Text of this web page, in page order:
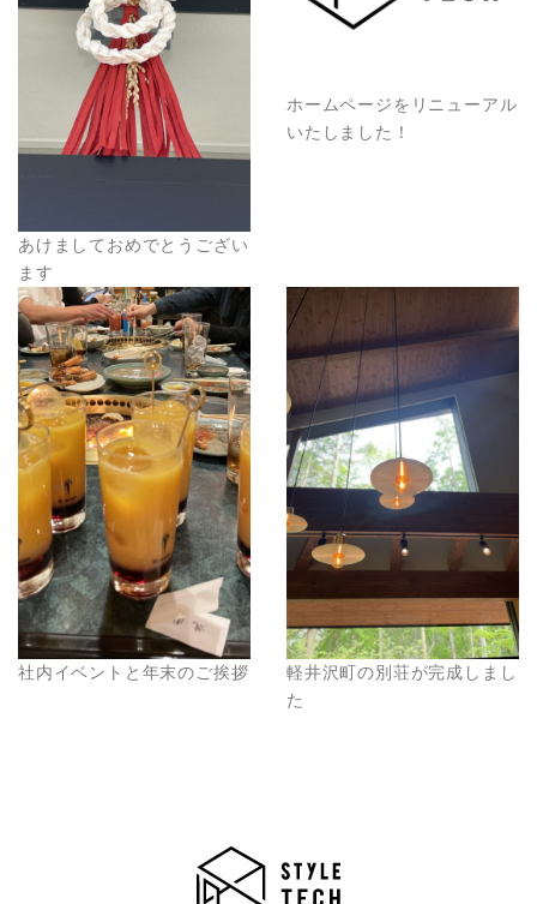
あけましておめでとうござい
ます
ホームページをリニューアル
いたしました！
社内イベントと年末のご挨拶
軽井沢町の別荘が完成しまし
た